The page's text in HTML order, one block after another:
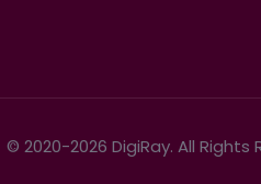
© 2020-2026 DigiRay. All